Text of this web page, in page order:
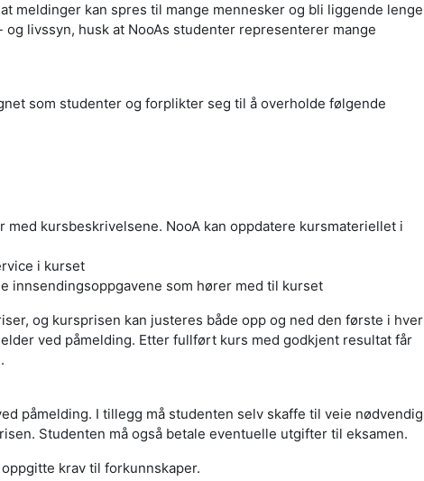
meldinger kan spres til mange mennesker og bli liggende lenge
livssyn, husk at NooAs studenter representerer mange
som studenter og forplikter seg til å overholde følgende
med kursbeskrivelsene. NooA kan oppdatere kursmateriellet i
i kurset
innsendingsoppgavene som hører med til kurset
og kursprisen kan justeres både opp og ned den første i hver
ved påmelding. Etter fullført kurs med godkjent resultat får
påmelding. I tillegg må studenten selv skaffe til veie nødvendig
Studenten må også betale eventuelle utgifter til eksamen.
krav til forkunnskaper.